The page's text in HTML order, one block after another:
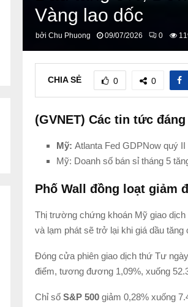
Vàng lao dốc
bởi Chu Phuong 09/07/2026 0
CHIA SẺ 0 0
(GVNET) Các tin tức
Mỹ: Atlanta Fed GDPNow quý
Mỹ: Doanh số bán sỉ tháng 5
Phố Wall đồng loạt giảm
Thị trường chứng khoán Mỹ giao
và lạm phát sẽ trở lại khi giá dầu tăng
Đóng cửa phiên giao dịch thứ Tư
điểm, tương đương 1,09%, xuống
Chỉ số S&P 500 giảm 0,28% xuống